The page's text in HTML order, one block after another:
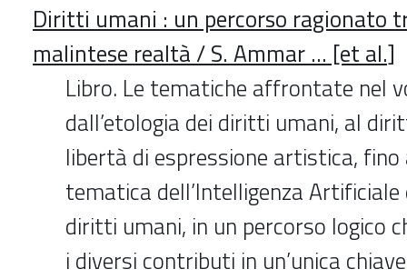
Diritti umani : un percorso ragionato
malintese realtà / S. Ammar ... [et al.]
Libro. Le tematiche affrontate nel
dall’etologia dei diritti umani, al
libertà di espressione artistica,
tematica dell’Intelligenza
diritti umani, in un percorso logico
i diversi contributi in un’unica